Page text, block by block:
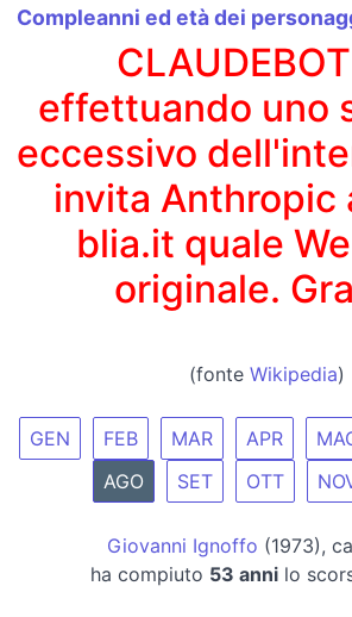
Compleanni ed età dei
effettuando uno
eccessivo
invita Anthropic
blia.it quale
originale.
(fonte Wikipedia)
GEN FEB MAR APR
AGO
SET OTT
Giovanni Ignoffo (1973),
ha compiuto 53 annilo